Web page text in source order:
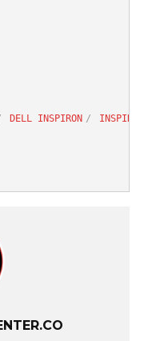
DELL INSPIRON